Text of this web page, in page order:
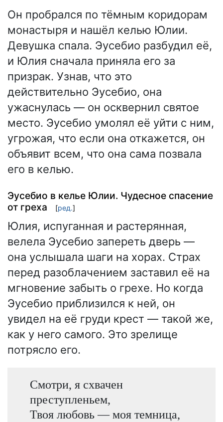
Он пробрался по тёмным коридорам
монастыря и нашёл келью Юлии.
Девушка спала. Эусебио разбудил её,
и Юлия сначала приняла его за
призрак. Узнав, что это
действительно Эусебио, она
ужаснулась — он осквернил святое
место. Эусебио умолял её уйти с ним,
угрожая, что если она откажется, он
объявит всем, что она сама позвала
его в келью.
Эусебио в келье Юлии. Чудесное спасение
от греха
[ред.]
Юлия, испуганная и растерянная,
велела Эусебио запереть дверь —
она услышала шаги на хорах. Страх
перед разоблачением заставил её на
мгновение забыть о грехе. Но когда
Эусебио приблизился к ней, он
увидел на её груди крест — такой же,
как у него самого. Это зрелище
потрясло его.
Смотри, я схвачен
преступленьем,
Твоя любовь — моя темница,